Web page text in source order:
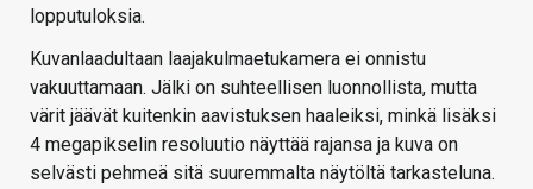
lopputuloksia.
Kuvanlaadultaan laajakulmaetukamera ei onnistu
vakuuttamaan. Jälki on suhteellisen luonnollista, mutta
värit jäävät kuitenkin aavistuksen haaleiksi, minkä lisäksi
4 megapikselin resoluutio näyttää rajansa ja kuva on
selvästi pehmeä sitä suuremmalta näytöltä tarkasteluna.